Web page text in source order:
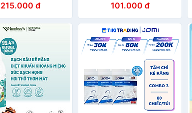
215.000 đ 101.000 đ